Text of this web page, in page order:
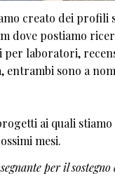
creato dei profili
dove postiamo
per laboratori,
entrambi sono a
ai quali
mesi.
per il sostegno